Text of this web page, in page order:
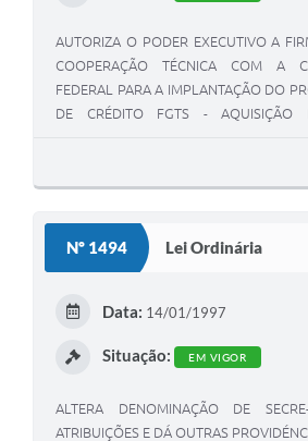
AUTORIZA O PODER EXECUTIVO A
COOPERAÇÃO TÉCNICA COM A
FEDERAL PARA A IMPLANTAÇÃO DO
DE CRÉDITO FGTS - AQUISIÇÃO
Nº 1494 Lei Ordinária
Data: 14/01/1997
Situação: EM VIGOR
ALTERA DENOMINAÇÃO DE SECRE-
ATRIBUIÇÕES E DÁ OUTRAS